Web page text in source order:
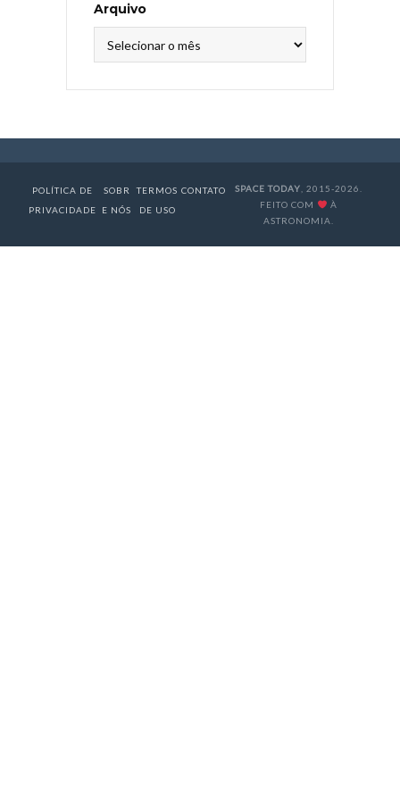
Arquivo
POLÍTICA DE
PRIVACIDADE
SOBR
E NÓS
TERMOS
DE USO
CONTATO SPACE TODAY , 2015-2026.
FEITO COM
À
ASTRONOMIA.